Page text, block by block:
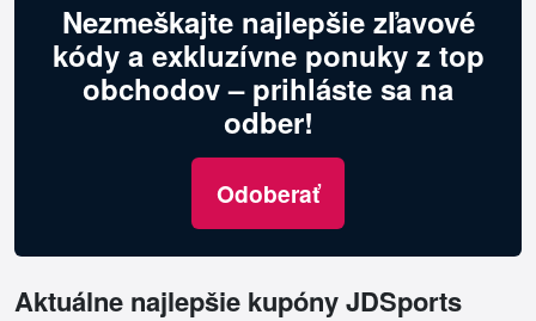
Nezmeškajte najlepšie zľavové
kódy a exkluzívne ponuky z top
obchodov – prihláste sa na
odber!
Odoberať
Aktuálne najlepšie kupóny JDSports